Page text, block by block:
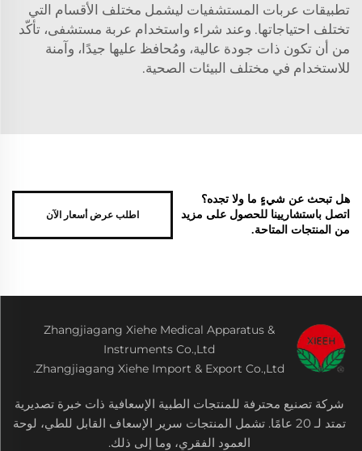
تطبيقات عربات المستشفيات ليشمل مختلف الأقسام التي
تختلف احتياجاتها. وعند شراء واستخدام عربة مستشفى، تأكّد
من أن تكون ذات جودة عالية، ومُحافظ عليها جيدًا، وآمنة
للاستخدام في مختلف البيئات الصحية.
هل تبحث عن شيءٍ ما ولا تجده؟
اتصل باستشاريينا للحصول على مزيد
من المنتجات المتاحة.
اطلب عرض أسعار الآن
Zhangjiagang Xiehe Medical Apparatus &
Instruments Co.,Ltd
Zhangjiagang Xiehe Import & Export Co.,Ltd.
شركة تصنيع محترفة للمنتجات الطبية الإسعافية ذات خبرة تصديرية
تمتد لـ 20 عامًا. تشمل المنتجات سرير الإسعاف القابل للطي، لوحة
العمود الفقري، وما إلى ذلك.